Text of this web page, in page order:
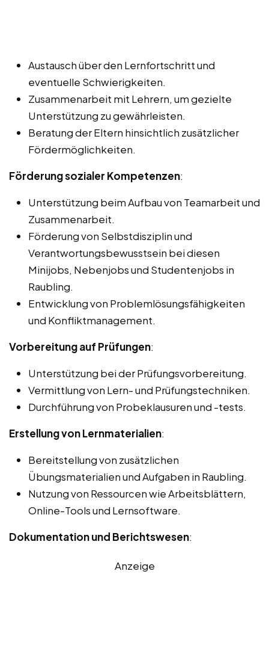
Austausch über den Lernfortschritt und
eventuelle Schwierigkeiten.
Zusammenarbeit mit Lehrern, um gezielte
Unterstützung zu gewährleisten.
Beratung der Eltern hinsichtlich zusätzlicher
Fördermöglichkeiten.
Förderung sozialer Kompetenzen:
Unterstützung beim Aufbau von Teamarbeit und
Zusammenarbeit.
Förderung von Selbstdisziplin und
Verantwortungsbewusstsein bei diesen
Minijobs, Nebenjobs und Studentenjobs in
Raubling.
Entwicklung von Problemlösungsfähigkeiten
und Konfliktmanagement.
Vorbereitung auf Prüfungen:
Unterstützung bei der Prüfungsvorbereitung.
Vermittlung von Lern- und Prüfungstechniken.
Durchführung von Probeklausuren und -tests.
Erstellung von Lernmaterialien:
Bereitstellung von zusätzlichen
Übungsmaterialien und Aufgaben in Raubling.
Nutzung von Ressourcen wie Arbeitsblättern,
Online-Tools und Lernsoftware.
Dokumentation und Berichtswesen:
Anzeige